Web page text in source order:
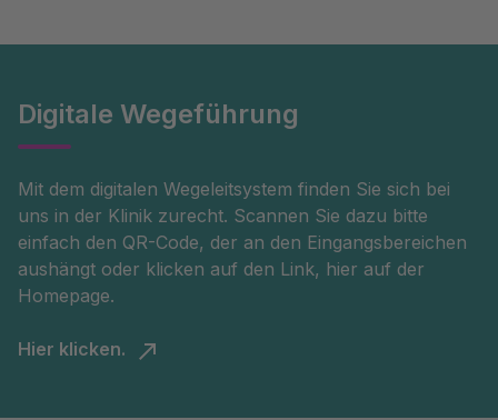
Digitale Wegeführung
Mit dem digitalen Wegeleitsystem finden Sie sich bei
uns in der Klinik zurecht. Scannen Sie dazu bitte
einfach den QR-Code, der an den Eingangsbereichen
aushängt oder klicken auf den Link, hier auf der
Homepage.
Hier klicken.